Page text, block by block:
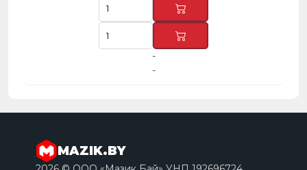
-
-
MAZIK.BY